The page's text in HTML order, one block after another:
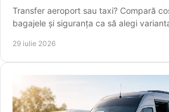
Transfer aeroport sau taxi? Compară
bagajele și siguranța ca să alegi
29 iulie 2026